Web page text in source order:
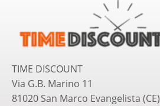
TIME DISCOUNT
Via G.B. Marino 11
81020 San Marco Evangelista (CE)